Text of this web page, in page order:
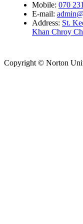
Mobile: 070
E-mail:
Address: St.
Khan Chroy
Copyright © Norton